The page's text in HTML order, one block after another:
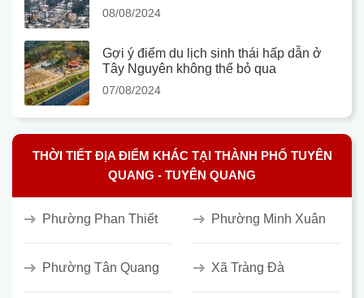
08/08/2024
Gợi ý điểm du lịch sinh thái hấp dẫn ở
Tây Nguyên không thể bỏ qua
07/08/2024
THỜI TIẾT ĐỊA ĐIỂM KHÁC TẠI THÀNH PHỐ TUYÊN
QUANG - TUYÊN QUANG
Phường Phan Thiết Phường Minh Xuân
Phường Tân Quang Xã Tràng Đà